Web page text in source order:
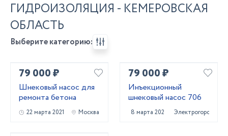
ГИДРОИЗОЛЯЦИЯ - КЕМЕРОВСКАЯ
ОБЛАСТЬ
Выберите категорию:
79 000 ₽
Шнековый насос для
ремонта бетона
22 марта 2021 Москва
79 000 ₽
Инъекционный
шнековый насос 706
8 марта 2021 Электрогорск